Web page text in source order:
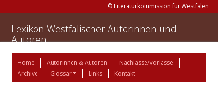
© Literaturkommission für Westfalen
Lexikon Westfälischer Autorinnen und
Autoren
Home Autorinnen & Autoren
Nachlässe/Vorlässe
Archive
Glossar Links Kontakt